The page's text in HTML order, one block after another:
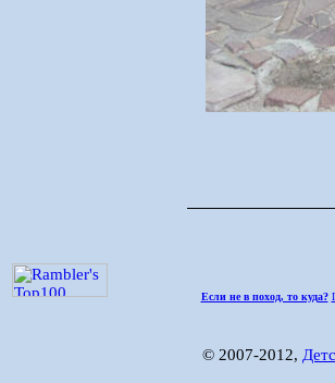
Если не в поход, то куда?
© 2007-2012,